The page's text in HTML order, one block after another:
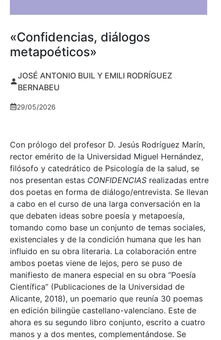
«Confidencias, diálogos
metapoéticos»
JOSÉ ANTONIO BUIL Y EMILI RODRÍGUEZ
BERNABEU
29/05/2026
Con prólogo del profesor D. Jesús Rodríguez Marín,
rector emérito de la Universidad Miguel Hernández,
filósofo y catedrático de Psicología de la salud, se
nos presentan estas CONFIDENCIAS realizadas entre
dos poetas en forma de diálogo/entrevista. Se llevan
a cabo en el curso de una larga conversación en la
que debaten ideas sobre poesía y metapoesía,
tomando como base un conjunto de temas sociales,
existenciales y de la condición humana que les han
influido en su obra literaria. La colaboración entre
ambos poetas viene de lejos, pero se puso de
manifiesto de manera especial en su obra “Poesía
Científica” (Publicaciones de la Universidad de
Alicante, 2018), un poemario que reunía 30 poemas
en edición bilingüe castellano-valenciano. Este de
ahora es su segundo libro conjunto, escrito a cuatro
manos y a dos mentes, complementándose. Se